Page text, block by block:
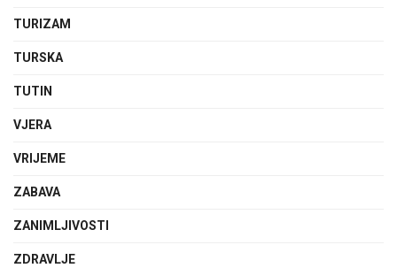
TURIZAM
TURSKA
TUTIN
VJERA
VRIJEME
ZABAVA
ZANIMLJIVOSTI
ZDRAVLJE